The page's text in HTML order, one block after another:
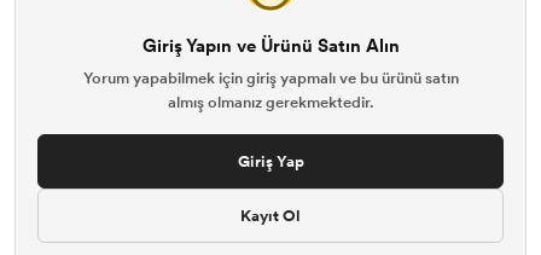
Giriş Yapın ve Ürünü Satın Alın
Yorum yapabilmek için giriş yapmalı ve bu ürünü satın
almış olmanız gerekmektedir.
Giriş Yap
Kayıt Ol